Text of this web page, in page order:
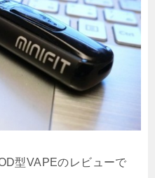
型VAPEのレビューで